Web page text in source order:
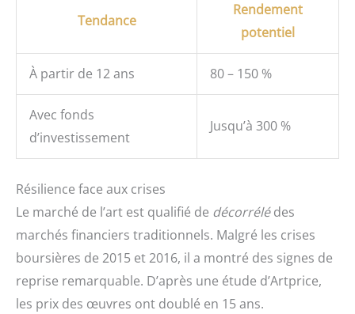
Tendance
Rendement
potentiel
À partir de 12 ans 80 – 150 %
Avec fonds
d’investissement
Jusqu’à 300 %
Résilience face aux crises
Le marché de l’art est qualifié de décorrélédes
marchés financiers traditionnels. Malgré les crises
boursières de 2015 et 2016, il a montré des signes de
reprise remarquable. D’après une étude d’Artprice,
les prix des œuvres ont doublé en 15 ans.